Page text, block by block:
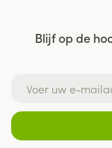
Blijf op de